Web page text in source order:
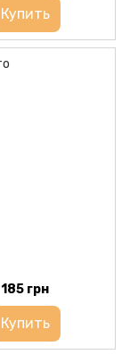
Купить
185 грн
Купить